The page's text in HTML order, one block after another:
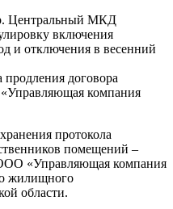
Центральный МКД
включения
и отключения в весенний
продления договора
компания
протокола
помещений –
«Управляющая компания
жилищного
области.